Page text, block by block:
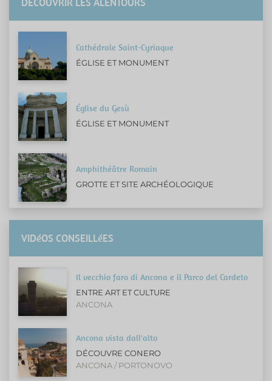
Cathédrale Saint-Cyriaque
ÉGLISE ET MONUMENT
Église du Gesù
ÉGLISE ET MONUMENT
Amphithéâtre Romain
GROTTE ET SITE ARCHÉOLOGIQUE
VIDéOS CONSEILLéES
Il vecchio faro di Ancona e il Parco del Cardeto
ENTRE ART ET CULTURE
ANCONA
Ancona vista dall'alto
DÉCOUVRE CONERO
ANCONA / PORTONOVO